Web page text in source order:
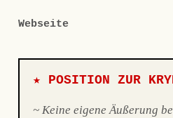
Webseite
★ POSITION ZUR
~ Keine eigene Äußerung